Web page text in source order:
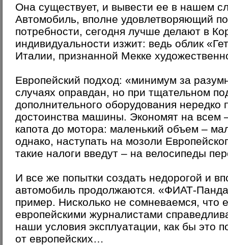
Она существует, и вывести ее в нашем
Автомобиль, вполне удовлетворяющий
потребности, сегодня лучше делают в
индивидуальности изжит: ведь облик
Италии, признанной Мекке
Европейский подход: «минимум за
случаях оправдан, но при тщательном
дополнительного оборудования нередко
достоинства машины. Экономят на всем
капота до мотора: маленький объем –
однако, наступать на мозоли
такие налоги введут – на велосипеды
И все же попытки создать недорогой и
автомобиль продолжаются. «ФИАТ-
пример. Нисколько не сомневаемся, что
европейскими журналистами
наши условия эксплуатации, как бы это
от европейских…